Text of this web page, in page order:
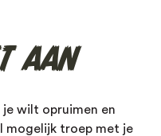
AAN
je wilt opruimen en
mogelijk troep met je